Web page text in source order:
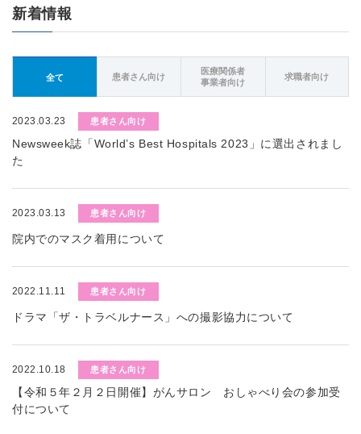
新着情報
全て 患者さん向け
医療関係者
事業者向け
求職者向け
2023.03.23 患者さん向け
Newsweek誌「World’s Best Hospitals 2023」に選出されまし
た
2023.03.13 患者さん向け
院内でのマスク着用について
2022.11.11 患者さん向け
ドラマ「ザ・トラベルナース」への撮影協力について
2022.10.18 患者さん向け
【令和５年２月２日開催】がんサロン おしゃべり会の参加受
付について